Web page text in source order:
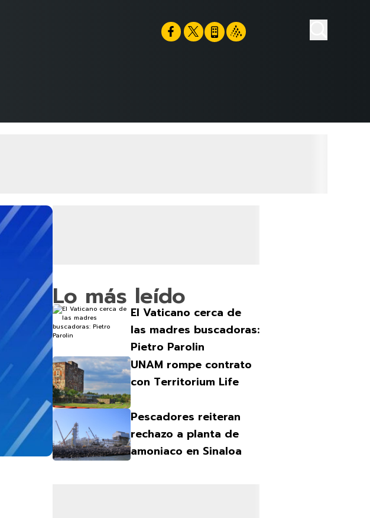
Lo más leído
El Vaticano cerca de
las madres buscadoras:
Pietro Parolin
UNAM rompe contrato
con Territorium Life
Pescadores reiteran
rechazo a planta de
amoniaco en Sinaloa